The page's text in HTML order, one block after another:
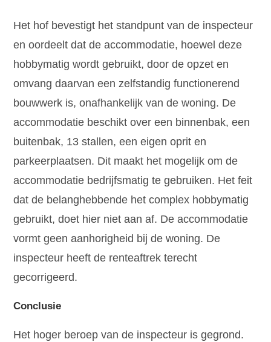
Het hof bevestigt het standpunt van de inspecteur
en oordeelt dat de accommodatie, hoewel deze
hobbymatig wordt gebruikt, door de opzet en
omvang daarvan een zelfstandig functionerend
bouwwerk is, onafhankelijk van de woning. De
accommodatie beschikt over een binnenbak, een
buitenbak, 13 stallen, een eigen oprit en
parkeerplaatsen. Dit maakt het mogelijk om de
accommodatie bedrijfsmatig te gebruiken. Het feit
dat de belanghebbende het complex hobbymatig
gebruikt, doet hier niet aan af. De accommodatie
vormt geen aanhorigheid bij de woning. De
inspecteur heeft de renteaftrek terecht
gecorrigeerd.
Conclusie
Het hoger beroep van de inspecteur is gegrond.